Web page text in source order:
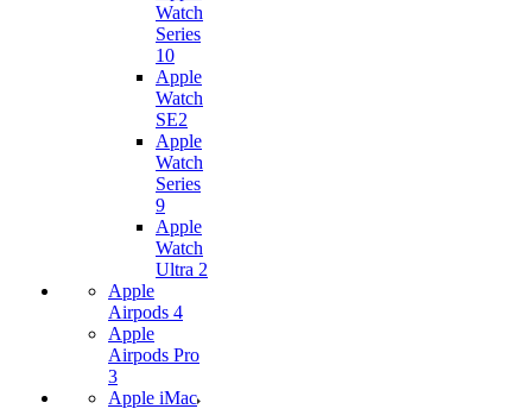
Watch
Series
10
Apple
Watch
SE2
Apple
Watch
Series
9
Apple
Watch
Ultra 2
Apple
Airpods 4
Apple
Airpods Pro
3
Apple iMac